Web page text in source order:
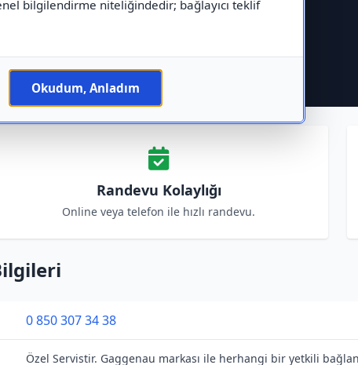
bilgilendirme niteliğindedir; bağlayıcı teklif
Okudum, Anladım
Randevu Kolaylığı
Online veya telefon ile hızlı randevu.
0 850 307 34 38
Özel Servistir. Gaggenau markası ile herhangi bir yetkili